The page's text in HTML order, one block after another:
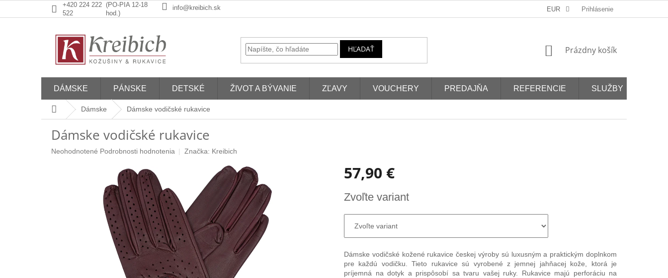
+420 224 222
522
(PO-PIA 12-18
hod.)
info@kreibich.sk EUR Prihlásenie
HĽADAŤ
NÁKUPNÝ
Prázdny košík
DÁMSKE PÁNSKE DETSKÉ ŽIVOT A BÝVANIE ZĽAVY VOUCHERY PREDAJŇA REFERENCIE SLUŽBY
DomovDámske Dámske vodičské rukavice
Dámske vodičské rukavice
Priemerné
Neohodnotené Podrobnosti hodnotenia Značka: Kreibich
57,90 €
cena:
Zvoľte variant
Dámske vodičské kožené rukavice českej výroby sú luxusným a praktickým doplnkom
pre každú vodičku. Tieto rukavice sú vyrobené z jemnej jahňacej kože, ktorá je
príjemná na dotyk a prispôsobí sa tvaru vašej ruky. Rukavice majú perforáciu na